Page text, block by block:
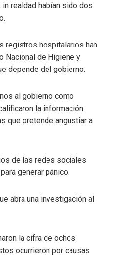
in realdad habían sido dos
registros hospitalarios han
Nacional de Higiene y
depende del gobierno.
al gobierno como
la información
que pretende angustiar a
de las redes sociales
generar pánico.
abra una investigación al
la cifra de ochos
ocurrieron por causas